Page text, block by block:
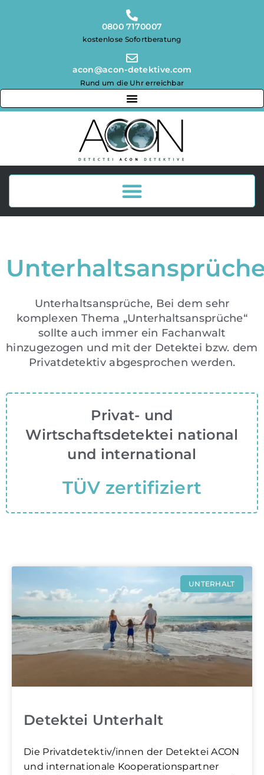
0800 7170007
kostenlose Sofortberatung
acon@acon-detektive.com
Rund um die Uhr erreichbar
Unterhaltsansprüche, Bei dem sehr
komplexen Thema „Unterhaltsansprüche“
sollte auch immer ein Fachanwalt
hinzugezogen und mit der Detektei bzw. dem
Privatdetektiv abgesprochen werden.
Privat- und
Wirtschaftsdetektei national
und international
TÜV zertifiziert
UNTERHALT
Detektei Unterhalt
Die Privatdetektiv/innen der Detektei ACON
und internationale Kooperationspartner